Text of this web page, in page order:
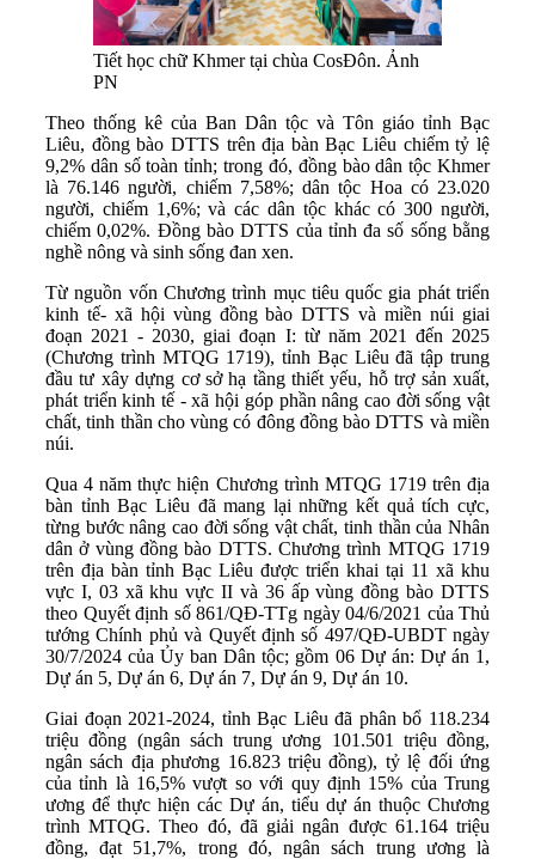
Tiết học chữ Khmer tại chùa CosĐôn. Ảnh
PN
Theo thống kê của Ban Dân tộc và Tôn giáo tỉnh Bạc
Liêu, đồng bào DTTS trên địa bàn Bạc Liêu chiếm tỷ lệ
9,2% dân số toàn tỉnh; trong đó, đồng bào dân tộc Khmer
là 76.146 người, chiếm 7,58%; dân tộc Hoa có 23.020
người, chiếm 1,6%; và các dân tộc khác có 300 người,
chiếm 0,02%. Đồng bào DTTS của tỉnh đa số sống bằng
nghề nông và sinh sống đan xen.
Từ nguồn vốn Chương trình mục tiêu quốc gia phát triển
kinh tế- xã hội vùng đồng bào DTTS và miền núi giai
đoạn 2021 - 2030, giai đoạn I: từ năm 2021 đến 2025
(Chương trình MTQG 1719), tỉnh Bạc Liêu đã tập trung
đầu tư xây dựng cơ sở hạ tầng thiết yếu, hỗ trợ sản xuất,
phát triển kinh tế - xã hội góp phần nâng cao đời sống vật
chất, tinh thần cho vùng có đông đồng bào DTTS và miền
núi.
Qua 4 năm thực hiện Chương trình MTQG 1719 trên địa
bàn tỉnh Bạc Liêu đã mang lại những kết quả tích cực,
từng bước nâng cao đời sống vật chất, tinh thần của Nhân
dân ở vùng đồng bào DTTS. Chương trình MTQG 1719
trên địa bàn tỉnh Bạc Liêu được triển khai tại 11 xã khu
vực I, 03 xã khu vực II và 36 ấp vùng đồng bào DTTS
theo Quyết định số 861/QĐ-TTg ngày 04/6/2021 của Thủ
tướng Chính phủ và Quyết định số 497/QĐ-UBDT ngày
30/7/2024 của Ủy ban Dân tộc; gồm 06 Dự án: Dự án 1,
Dự án 5, Dự án 6, Dự án 7, Dự án 9, Dự án 10.
Giai đoạn 2021-2024, tỉnh Bạc Liêu đã phân bổ 118.234
triệu đồng (ngân sách trung ương 101.501 triệu đồng,
ngân sách địa phương 16.823 triệu đồng), tỷ lệ đối ứng
của tỉnh là 16,5% vượt so với quy định 15% của Trung
ương để thực hiện các Dự án, tiểu dự án thuộc Chương
trình MTQG. Theo đó, đã giải ngân được 61.164 triệu
đồng, đạt 51,7%, trong đó, ngân sách trung ương là